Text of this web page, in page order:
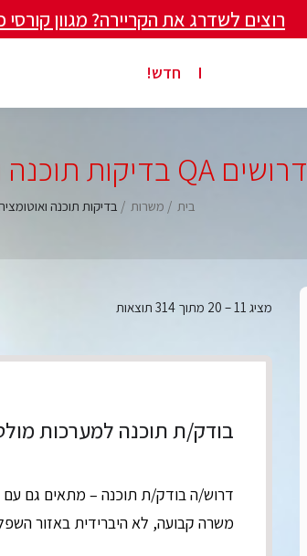
רוצים לשדרג את הקריירה? מגוון קורסי
חדש!
דרושים QA בדיקות תוכנה ואוטומציה
בית משרות בדיקות תוכנה
מציג 11
–
20 מתוך 314 תוצאות
בודק/ת תוכנה למערכות
דרוש/ה בודק/ת תוכנה – מתאים גם עם
משרה קבועה, לא היברידית באזור